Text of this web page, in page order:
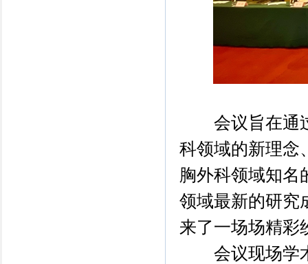
会议旨在通过
科领域的新理念
胸外科领域知名
领域最新的研究
来了一场场精彩
会议现场学术